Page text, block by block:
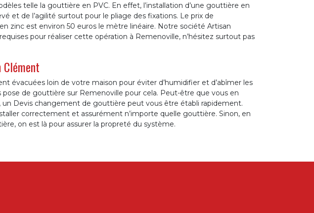
telle la gouttière en PVC. En effet, l’installation d’une gouttière en
et de l’agilité surtout pour le pliage des fixations. Le prix de
zinc est environ 50 euros le mètre linéaire. Notre société Artisan
pour réaliser cette opération à Remenoville, n’hésitez surtout pas
évacuées loin de votre maison pour éviter d’humidifier et d’abîmer les
pose de gouttière sur Remenoville pour cela. Peut-être que vous en
un Devis changement de gouttière peut vous être établi rapidement.
correctement et assurément n’importe quelle gouttière. Sinon, en
on est là pour assurer la propreté du système.